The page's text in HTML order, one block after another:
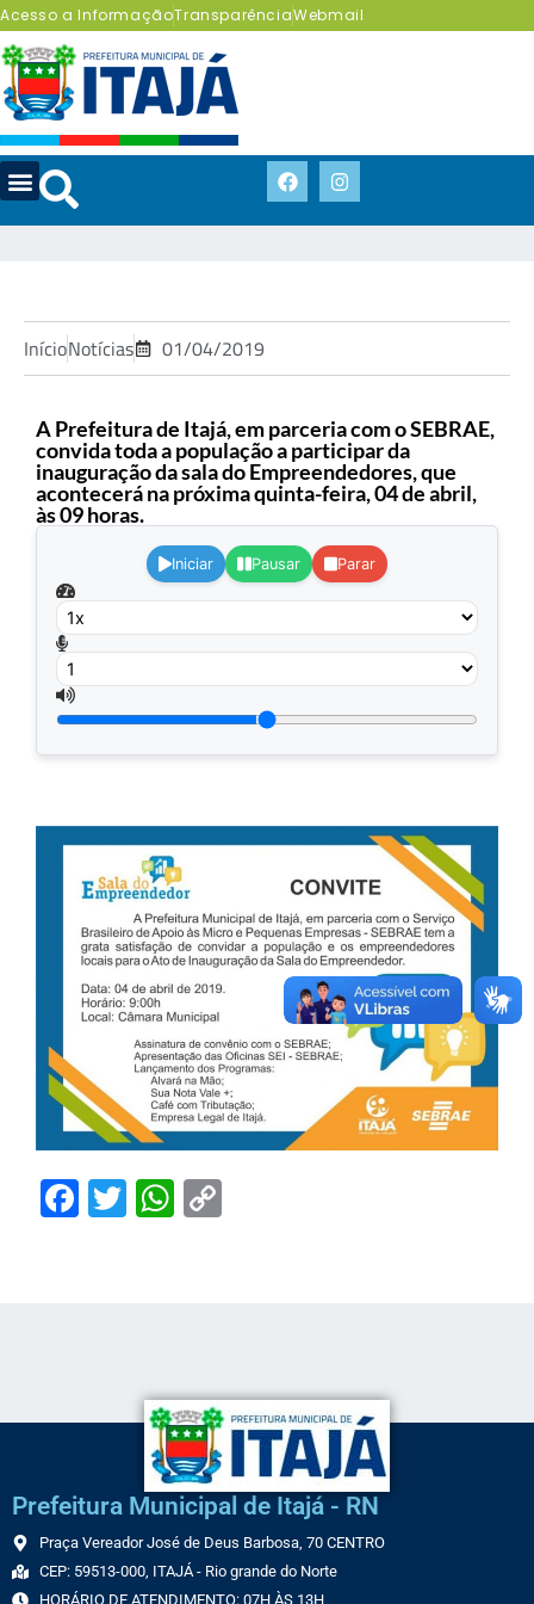
Acesso a InformaçãoTransparênciaWebmail
InícioNotícias 01/04/2019
A Prefeitura de Itajá, em parceria com o SEBRAE,
convida toda a população a participar da
inauguração da sala do Empreendedores, que
acontecerá na próxima quinta-feira, 04 de abril,
às 09 horas.
Iniciar Pausar Parar
Facebook
TwitterWhatsApp
Prefeitura Municipal de Itajá - RN
Praça Vereador José de Deus Barbosa, 70 CENTRO
CEP: 59513-000, ITAJÁ - Rio grande do Norte
HORÁRIO DE ATENDIMENTO: 07H ÀS 13H